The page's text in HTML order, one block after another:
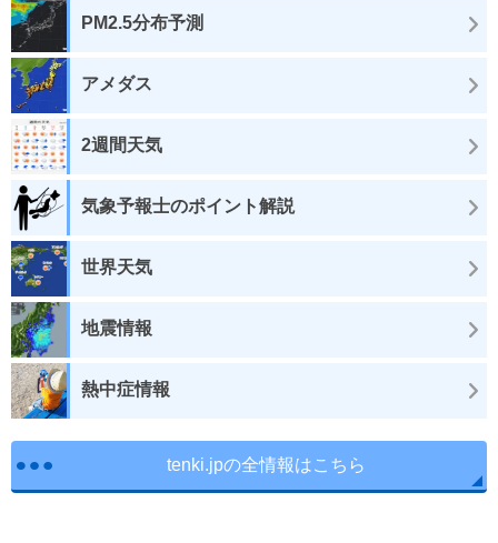
PM2.5分布予測
アメダス
2週間天気
気象予報士のポイント解説
世界天気
地震情報
熱中症情報
tenki.jpの全情報はこちら